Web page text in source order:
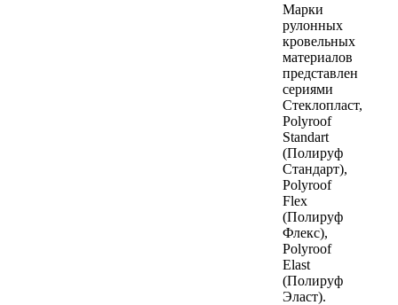
Марки
рулонных
кровельных
материалов
представлен
сериями
Стеклопласт,
Polyroof
Standart
(Полируф
Стандарт),
Polyroof
Flex
(Полируф
Флекс),
Polyroof
Elast
(Полируф
Эласт).